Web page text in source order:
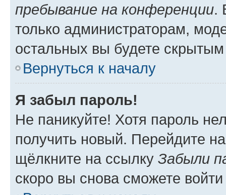
пребывание на конференции.
только администраторам,
остальных вы будете
Вернуться к началу
Я забыл пароль!
Не паникуйте! Хотя пароль
получить новый. Перейдите
щёлкните на ссылку Забыли
скоро вы снова сможете